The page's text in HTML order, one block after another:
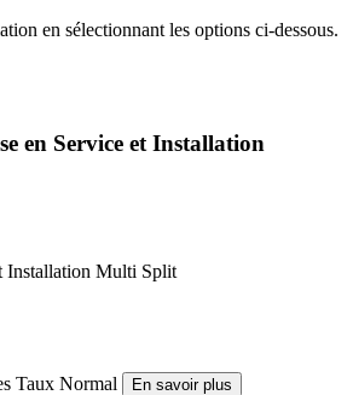
en sélectionnant les options ci-dessous.
en Service et Installation
Installation Multi Split
Taux Normal En savoir plus